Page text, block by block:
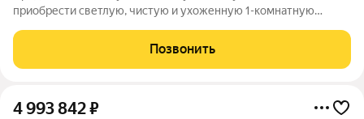
приобрести светлую, чистую и ухоженную 1-комнатную
ходьбы от парка. Здесь вы найдете идеальное сочетание
тихого семейного района и близости ко
Позвонить
4 993 842₽